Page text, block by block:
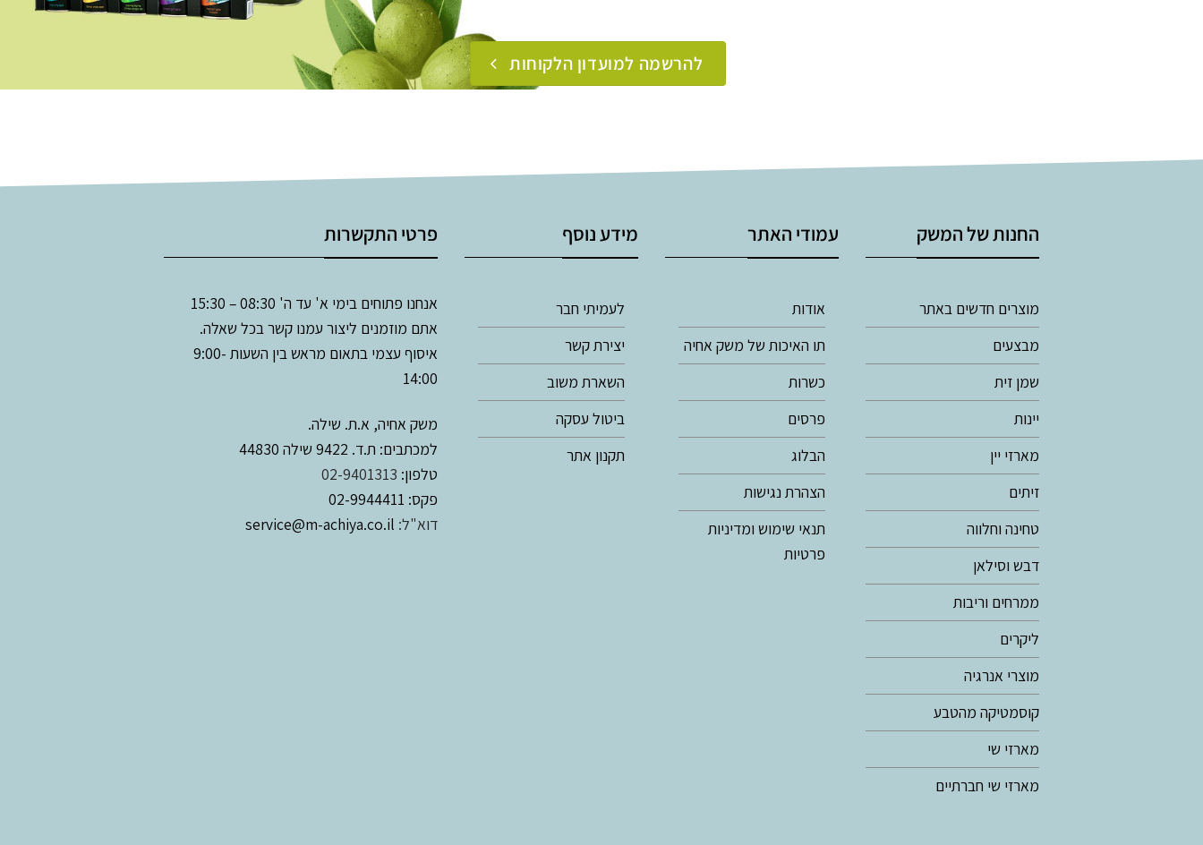
להרשמה למועדון הלקוחות
החנות של המשק
מוצרים חדשים באתר
מבצעים
שמן זית
יינות
מארזי יין
זיתים
טחינה וחלווה
דבש וסילאן
ממרחים וריבות
ליקרים
מוצרי אנרגיה
קוסמטיקה מהטבע
מארזי שי
מארזי שי חברתיים
עמודי האתר
אודות
תו האיכות של משק אחיה
כשרות
פרסים
הבלוג
הצהרת נגישות
תנאי שימוש ומדיניות
פרטיות
מידע נוסף
לעמיתי חבר
יצירת קשר
השארת משוב
ביטול עסקה
תקנון אתר
פרטי התקשרות
אנחנו פתוחים בימי א' עד ה' 08:30 – 15:30
אתם מוזמנים ליצור עמנו קשר בכל שאלה.
איסוף עצמי בתאום מראש בין השעות 9:00-
14:00
משק אחיה, א.ת. שילה.
למכתבים: ת.ד. 9422 שילה 44830
טלפון: 02-9401313
פקס: 02-9944411
דוא"ל: service@m-achiya.co.il